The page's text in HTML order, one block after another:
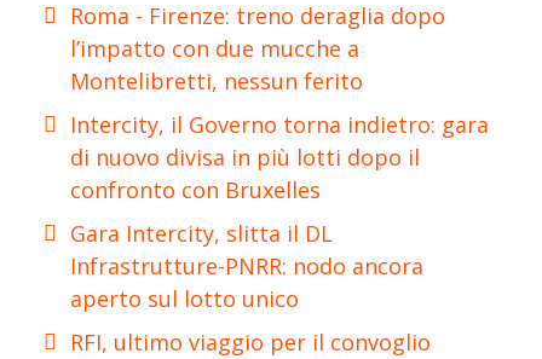
Roma - Firenze: treno deraglia dopo
l’impatto con due mucche a
Montelibretti, nessun ferito
Intercity, il Governo torna indietro: gara
di nuovo divisa in più lotti dopo il
confronto con Bruxelles
Gara Intercity, slitta il DL
Infrastrutture-PNRR: nodo ancora
aperto sul lotto unico
RFI, ultimo viaggio per il convoglio